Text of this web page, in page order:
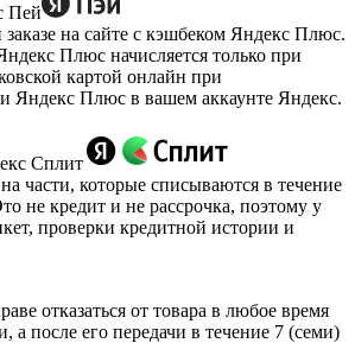
Пей
на сайте с кэшбеком Яндекс Плюс.
Плюс начисляется только при
картой онлайн при
Яндекс Плюс в вашем аккаунте Яндекс.
Сплит
части, которые списываются в течение
не кредит и не рассрочка, поэтому у
проверки кредитной истории и
отказаться от товара в любое время
а после его передачи в течение 7 (семи)